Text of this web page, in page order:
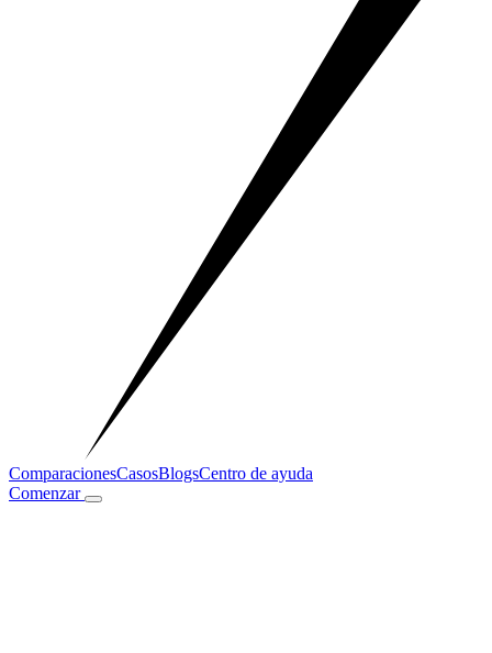
ComparacionesCasosBlogsCentro de ayuda
Comenzar